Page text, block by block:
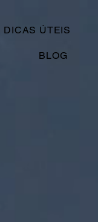
DICAS ÚTEIS
BLOG